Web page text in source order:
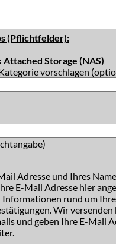
(Pflichtfelder):
Storage (NAS)
vorschlagen
Adresse und Ihres
E-Mail Adresse hier
Informationen rund um
Wir versenden
und geben Ihre E-Mail